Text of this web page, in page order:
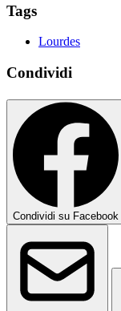
Tags
Lourdes
Condividi
Condividi su Facebook